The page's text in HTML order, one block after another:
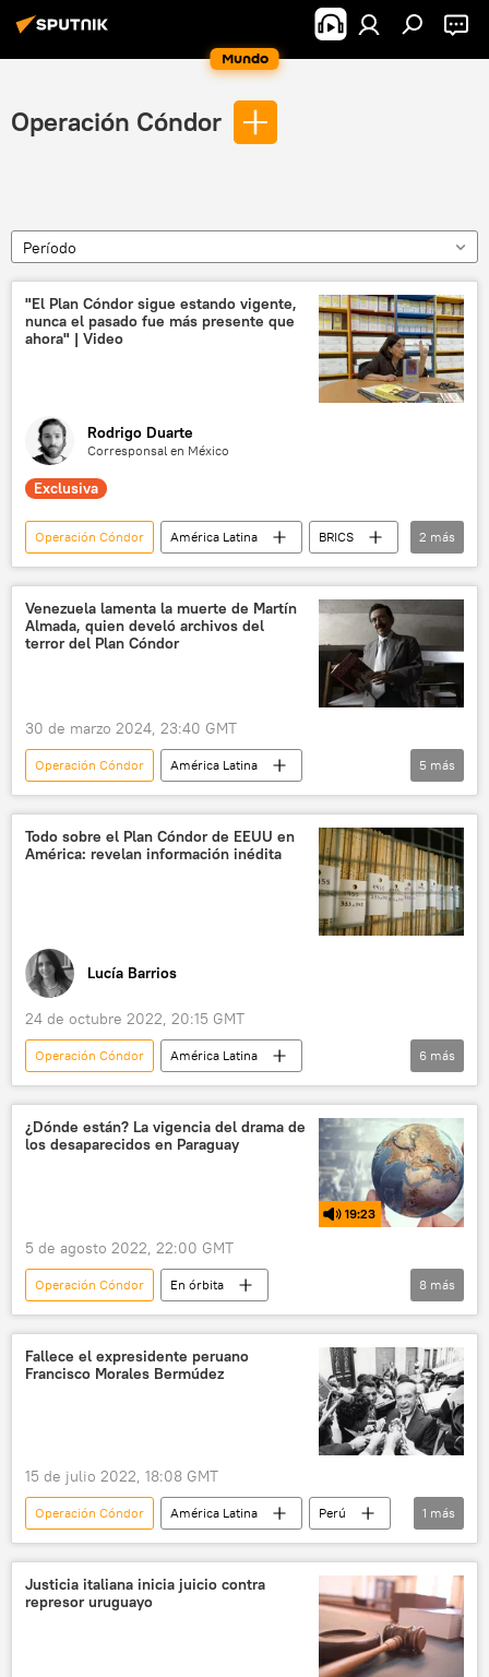
Mundo
Operación Cóndor
Período
"El Plan Cóndor sigue estando vigente,
nunca el pasado fue más presente que
ahora" | Video
Rodrigo Duarte
Corresponsal en México
Exclusiva
Operación Cóndor América Latina
BRICS
Dictadura Militar en Chile (1973-1990)
Augusto Pinochet
2 más
Venezuela lamenta la muerte de Martín
Almada, quien develó archivos del
terror del Plan Cóndor
30 de marzo 2024, 23:40 GMT
Operación Cóndor
América Latina
Gobierno de Venezuela
Venezuela
Martín Almada
sociedad Paraguay
5 más
Todo sobre el Plan Cóndor de EEUU en
América: revelan información inédita
Lucía Barrios
24 de octubre 2022, 20:15 GMT
Operación Cóndor
América Latina
Uruguay
Argentina
política
Cono Sur
Chile
Bolivia
Paraguay
6 más
¿Dónde están? La vigencia del drama de
los desaparecidos en Paraguay
19:23
5 de agosto 2022, 22:00 GMT
Operación Cóndor
En órbita
Partido Colorado (Paraguay)
Paraguay
Alfredo Stroessner
dictadura
Taiwán
Nancy Pelosi
8 más
Fallece el expresidente peruano
Francisco Morales Bermúdez
15 de julio 2022, 18:08 GMT
Operación Cóndor América Latina
Perú
expresidente
1 más
Justicia italiana inicia juicio contra
represor uruguayo